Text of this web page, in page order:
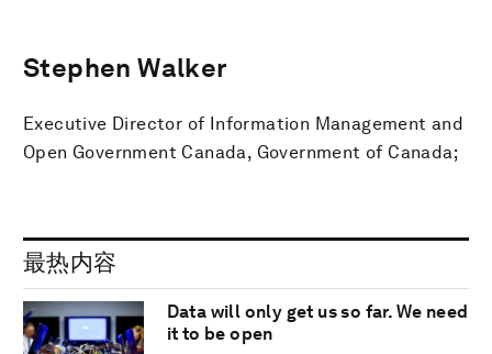
Stephen Walker
Executive Director of Information Management and
Open Government Canada, Government of Canada;
最热内容
Data will only get us so far. We need
it to be open